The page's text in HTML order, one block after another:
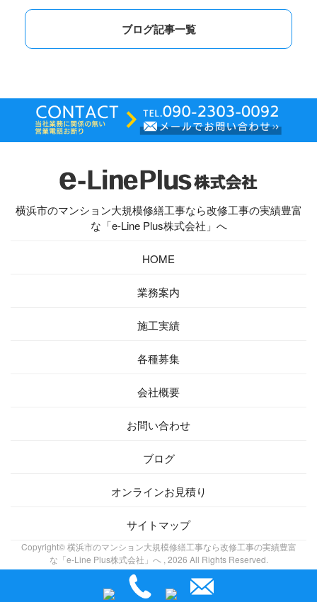
ブログ記事一覧
横浜市のマンション大規模修繕工事なら改修工事の実績豊富
な「e-Line Plus株式会社」へ
HOME
業務案内
施工実績
各種募集
会社概要
お問い合わせ
ブログ
オンラインお見積り
サイトマップ
Copyright© 横浜市のマンション大規模修繕工事なら改修工事の実績豊富
な「e-Line Plus株式会社」へ , 2026 All Rights Reserved.